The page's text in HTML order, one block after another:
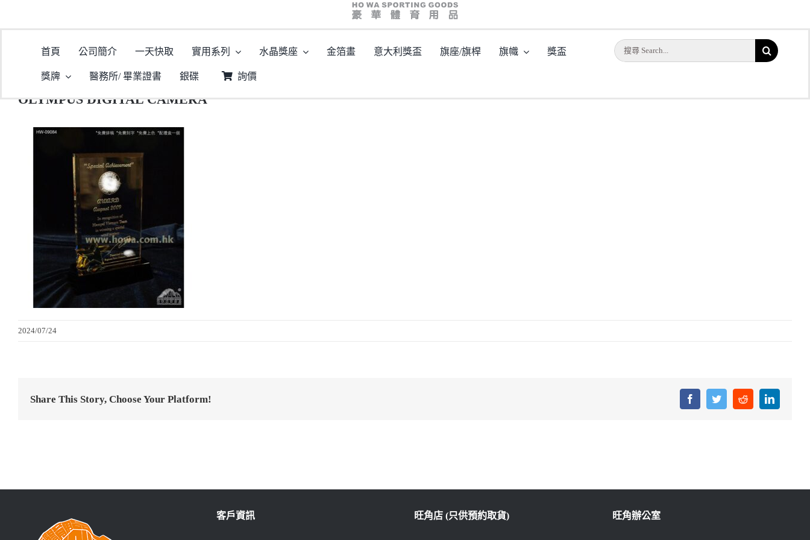
首頁 公司簡介 一天快取 實用系列 水晶獎座 金箔畫 意大利獎盃 旗座/旗桿 旗幟 獎盃
獎牌 醫務所/ 畢業證書 銀碟 詢價
搜
索
主頁 / 型號: HW09084-24 星星水晶連藍色+琥珀色水晶配件 / OLYMPUS DIGITAL CAMERA
OLYMPUS DIGITAL CAMERA
2024/07/24
Share This Story, Choose Your Platform! FacebookTwitterRedditLinkedIn
客戶資訊 旺角店 (只供預約取貨) 旺角辦公室